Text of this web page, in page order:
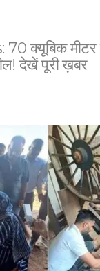
क्यूबिक मीटर
देखें पूरी ख़बर